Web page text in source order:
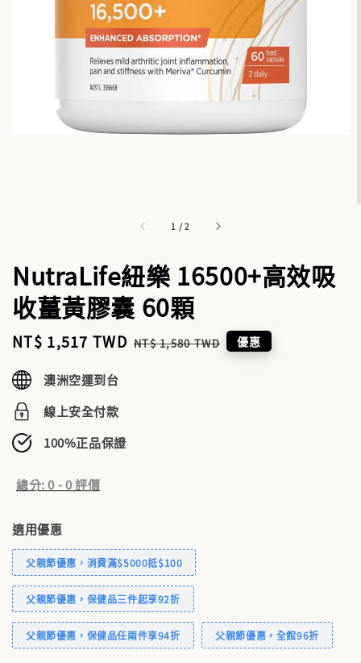
1 /2
NutraLife紐樂 16500+高效吸
收薑黃膠囊 60顆
Sale
NT$ 1,517 TWD Regular
NT$ 1,580 TWD 優惠
澳洲空運到台
線上安全付款
100%正品保證
總分:0 -0評價
適用優惠
父親節優惠，消費滿$5000抵$100
父親節優惠，保健品三件起享92折
父親節優惠，保健品任兩件享94折 父親節優惠，全館96折